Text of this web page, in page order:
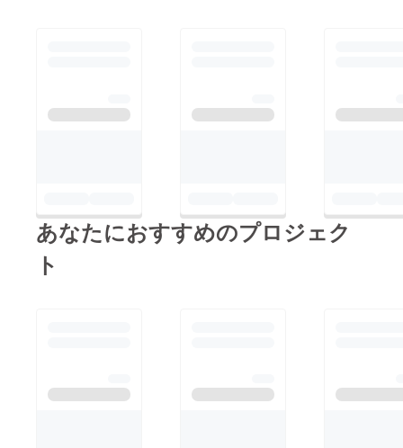
議論するということ
銭を支援してでも本プ
ロジェクトへ参加表明
尚、Blabo!等の他サー
ねは二人が飼っている
な理由は次の3点に集
る一日の物語"のよう
あなたにおすすめのプロジェク
ト